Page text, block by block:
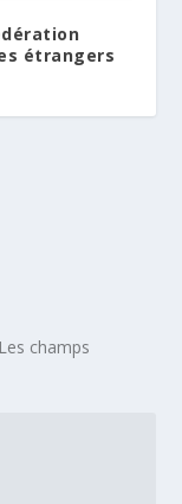
étrangers
Les champs